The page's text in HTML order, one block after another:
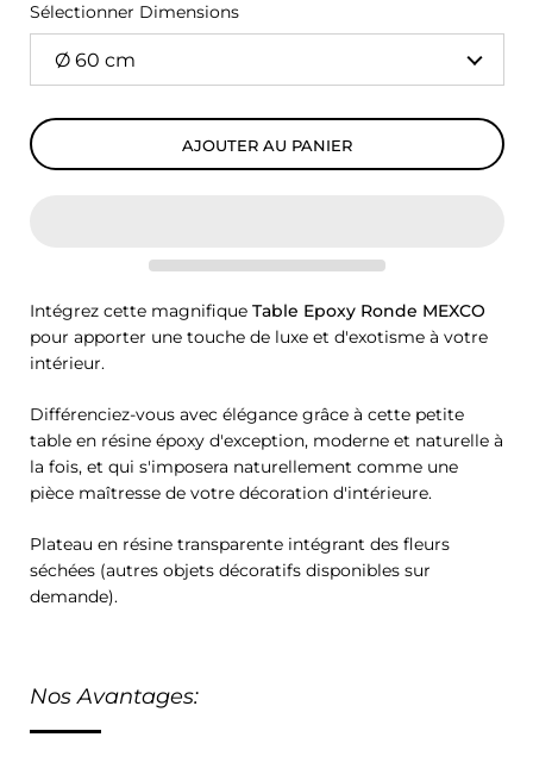
Sélectionner Dimensions
AJOUTER AU PANIER
Intégrez cette magnifique Table Epoxy Ronde MEXCO
pour apporter une touche de luxe et d'exotisme à votre
intérieur.
Différenciez-vous avec élégance grâce à cette petite
table en résine époxy d'exception, moderne et naturelle à
la fois, et qui s'imposera naturellement comme une
pièce maîtresse de votre décoration d'intérieure.
Plateau en résine transparente intégrant des fleurs
séchées (autres objets décoratifs disponibles sur
demande).
Nos Avantages: